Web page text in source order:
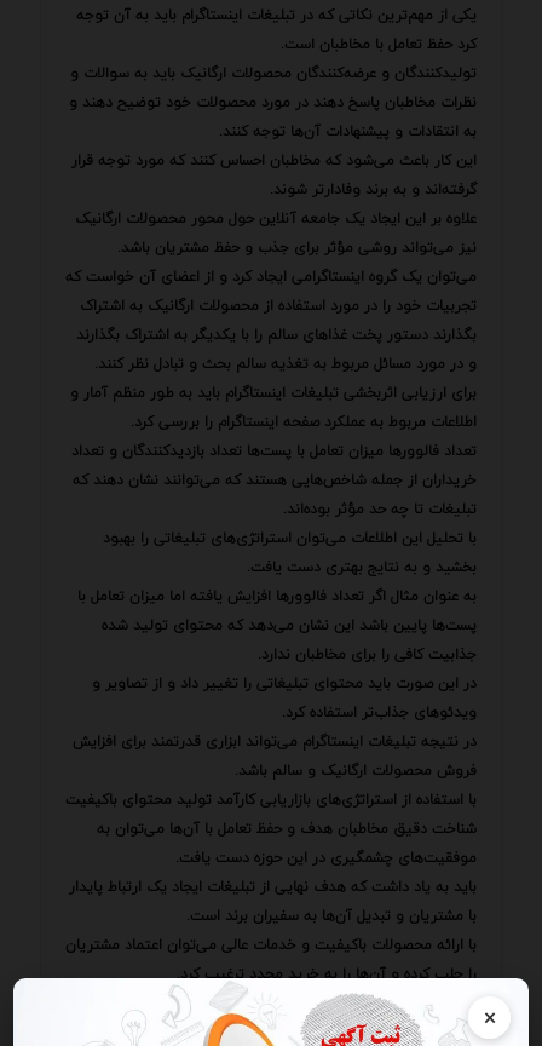
×
یکی از مهم‌ترین نکاتی که در تبلیغات اینستاگرام باید به آن توجه
کرد حفظ تعامل با مخاطبان است.
تولیدکنندگان و عرضه‌کنندگان محصولات ارگانیک باید به سوالات و
نظرات مخاطبان پاسخ دهند در مورد محصولات خود توضیح دهند و
به انتقادات و پیشنهادات آن‌ها توجه کنند.
این کار باعث می‌شود که مخاطبان احساس کنند که مورد توجه قرار
گرفته‌اند و به برند وفادارتر شوند.
علاوه بر این ایجاد یک جامعه آنلاین حول محور محصولات ارگانیک
نیز می‌تواند روشی مؤثر برای جذب و حفظ مشتریان باشد.
می‌توان یک گروه اینستاگرامی ایجاد کرد و از اعضای آن خواست که
تجربیات خود را در مورد استفاده از محصولات ارگانیک به اشتراک
بگذارند دستور پخت غذاهای سالم را با یکدیگر به اشتراک بگذارند
و در مورد مسائل مربوط به تغذیه سالم بحث و تبادل نظر کنند.
برای ارزیابی اثربخشی تبلیغات اینستاگرام باید به طور منظم آمار و
اطلاعات مربوط به عملکرد صفحه اینستاگرام را بررسی کرد.
تعداد فالوورها میزان تعامل با پست‌ها تعداد بازدیدکنندگان و تعداد
خریداران از جمله شاخص‌هایی هستند که می‌توانند نشان دهند که
تبلیغات تا چه حد مؤثر بوده‌اند.
با تحلیل این اطلاعات می‌توان استراتژی‌های تبلیغاتی را بهبود
بخشید و به نتایج بهتری دست یافت.
به عنوان مثال اگر تعداد فالوورها افزایش یافته اما میزان تعامل با
پست‌ها پایین باشد این نشان می‌دهد که محتوای تولید شده
جذابیت کافی را برای مخاطبان ندارد.
در این صورت باید محتوای تبلیغاتی را تغییر داد و از تصاویر و
ویدئوهای جذاب‌تر استفاده کرد.
در نتیجه تبلیغات اینستاگرام می‌تواند ابزاری قدرتمند برای افزایش
فروش محصولات ارگانیک و سالم باشد.
با استفاده از استراتژی‌های بازاریابی کارآمد تولید محتوای باکیفیت
شناخت دقیق مخاطبان هدف و حفظ تعامل با آن‌ها می‌توان به
موفقیت‌های چشمگیری در این حوزه دست یافت.
باید به یاد داشت که هدف نهایی از تبلیغات ایجاد یک ارتباط پایدار
با مشتریان و تبدیل آن‌ها به سفیران برند است.
با ارائه محصولات باکیفیت و خدمات عالی می‌توان اعتماد مشتریان
را جلب کرده و آن‌ها را به خرید مجدد ترغیب کرد.
با توجه به روند رو به رشد آگاهی عمومی نسبت به اهمیت تغذیه
سالم و استفاده از محصولات ارگانیک فرصت‌های زیادی برای